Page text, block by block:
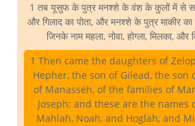
1 तब यूसुफ के पुत्र मनश्शे के वंश के कुलों में से
और गिलाद का पोता, और मनश्शे के पुत्र माकीर का
जिनके नाम महला, नोवा, होग्ला, मिलका, और
1 Then came the daughters of
Hepher, the son of Gilead, the son
of Manasseh, of the families of
Joseph: and these are the names
Mahlah, Noah, and Hoglah, and